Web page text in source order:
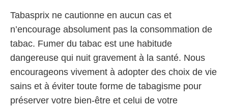
Tabasprix ne cautionne en aucun cas et
n’encourage absolument pas la consommation de
tabac. Fumer du tabac est une habitude
dangereuse qui nuit gravement à la santé. Nous
encourageons vivement à adopter des choix de vie
sains et à éviter toute forme de tabagisme pour
préserver votre bien-être et celui de votre